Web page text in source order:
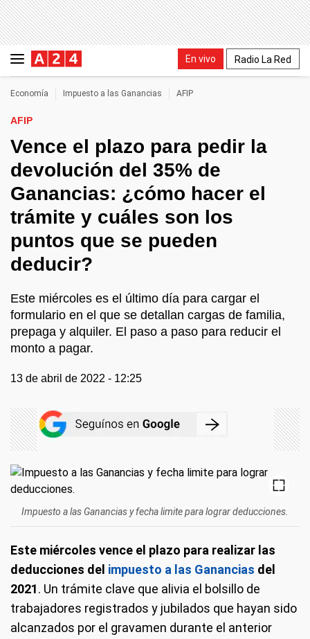
En vivo Radio La Red
Economía Impuesto a las Ganancias AFIP
AFIP
Vence el plazo para pedir la
devolución del 35% de
Ganancias: ¿cómo hacer el
trámite y cuáles son los
puntos que se pueden
deducir?
Este miércoles es el último día para cargar el
formulario en el que se detallan cargas de familia,
prepaga y alquiler. El paso a paso para reducir el
monto a pagar.
13 de abril de 2022 - 12:25
Impuesto a las Ganancias y fecha limite para lograr deducciones.
Este miércoles vence el plazo para realizar las
deducciones del impuesto a las Ganancias del
2021. Un trámite clave que alivia el bolsillo de
trabajadores registrados y jubilados que hayan sido
alcanzados por el gravamen durante el anterior